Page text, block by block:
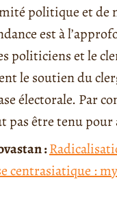
politique et de
est à
politiciens et le
le soutien du
électorale. Par
pas être tenu pour
:
centrasiatique :